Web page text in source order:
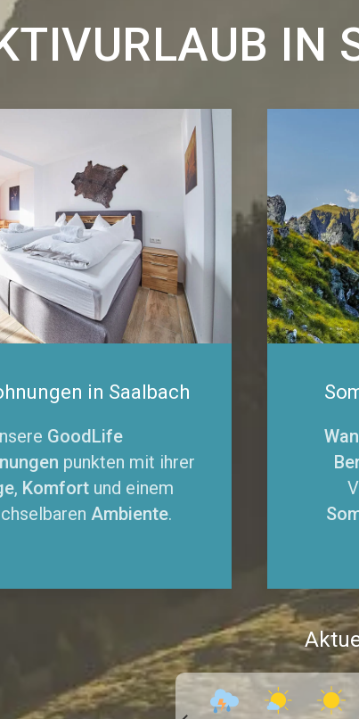
IN
in Saalbach
GoodLife
punkten mit ihrer
, Komfort und einem
Ambiente.